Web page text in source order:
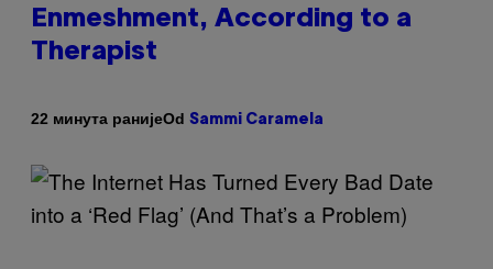
Enmeshment, According to a
Therapist
22 минута ранијеOd Sammi Caramela